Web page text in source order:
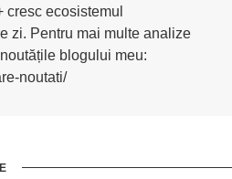
ecosistemul
zi. Pentru mai multe analize
blogului meu:
noutati/